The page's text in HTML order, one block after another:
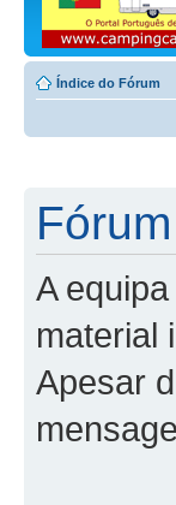
Índice do Fórum
A
material
Apesar